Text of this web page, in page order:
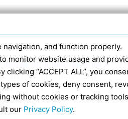
info@confindustriaemilia.it A
M5UXCR1
and function properly.
monitor website usage and
clicking “ACCEPT ALL”, you
of cookies, deny consent,
without cookies or tracking tools
our Privacy Policy.